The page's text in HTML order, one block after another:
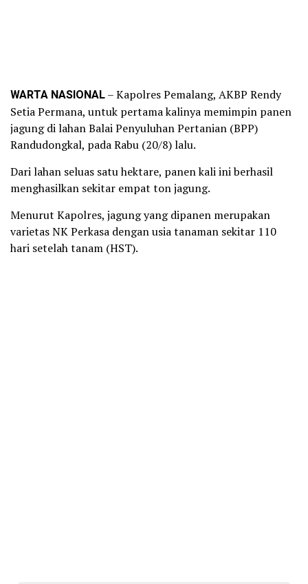
WARTA NASIONAL– Kapolres Pemalang, AKBP Rendy
Setia Permana, untuk pertama kalinya memimpin panen
jagung di lahan Balai Penyuluhan Pertanian (BPP)
Randudongkal, pada Rabu (20/8) lalu.
Dari lahan seluas satu hektare, panen kali ini berhasil
menghasilkan sekitar empat ton jagung.
Menurut Kapolres, jagung yang dipanen merupakan
varietas NK Perkasa dengan usia tanaman sekitar 110
hari setelah tanam (HST).